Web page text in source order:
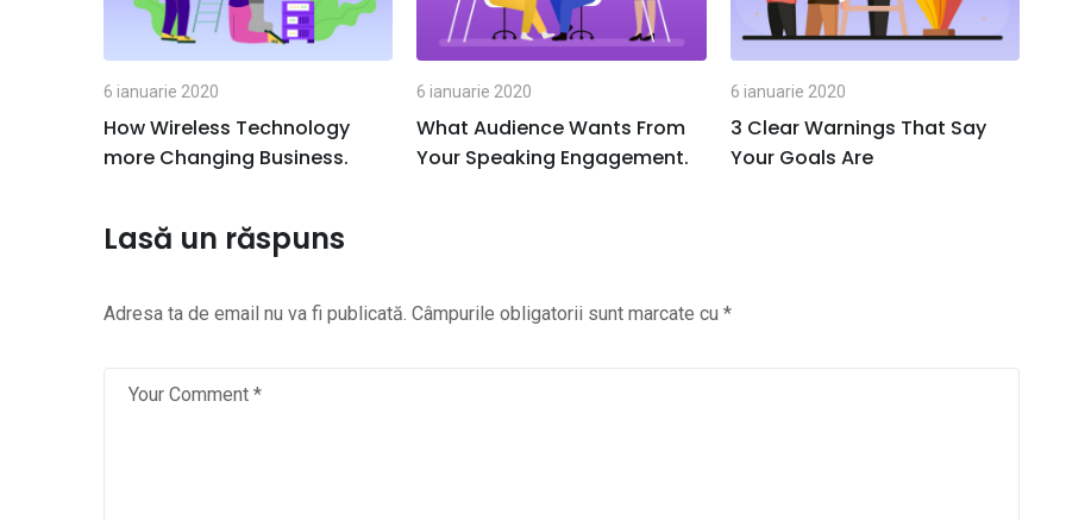
6 ianuarie 2020
How Wireless Technology
more Changing Business.
6 ianuarie 2020
What Audience Wants From
Your Speaking Engagement.
6 ianuarie 2020
3 Clear Warnings That Say
Your Goals Are
Lasă un răspuns
Adresa ta de email nu va fi publicată. Câmpurile obligatorii sunt marcate cu *